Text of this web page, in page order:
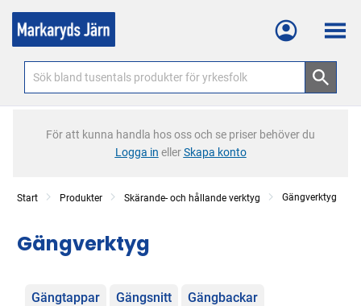
Meny
För att kunna handla hos oss och se priser behöver du
Logga in ellerSkapa konto
Start Produkter Skärande- och hållande verktyg Gängverktyg
Gängverktyg
Kategorier
Gängtappar Gängsnitt Gängbackar